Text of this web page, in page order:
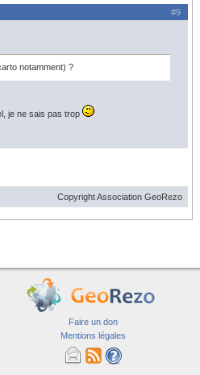
#9
notamment) ?
je ne sais pas trop
Copyright Association GeoRezo
Faire un don
Mentions légales